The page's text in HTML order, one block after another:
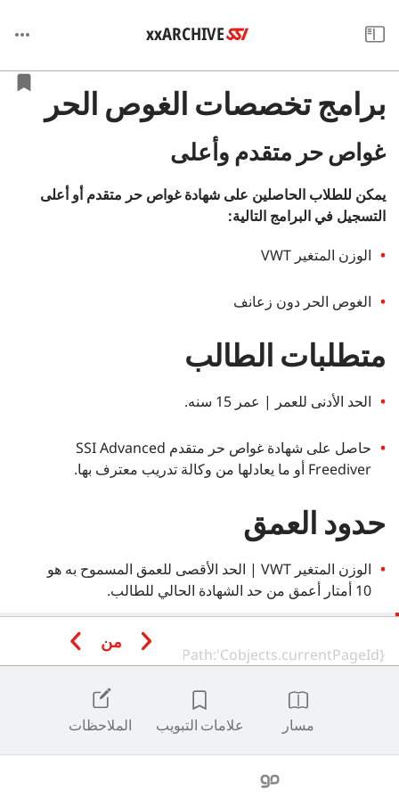
xxARCHIVE
برامج تخصصات الغوص الحر
غواص حر متقدم وأعلى
يمكن للطلاب الحاصلين على شهادة غواص حر متقدم أو أعلى
التسجيل في البرامج التالية:
الوزن المتغير VWT
الغوص الحر دون زعانف
متطلبات الطالب
الحد الأدنى للعمر | عمر 15 سنه.
حاصل على شهادة غواص حر متقدم SSI Advanced
Freediver أو ما يعادلها من وكالة تدريب معترف بها.
حدود العمق
الوزن المتغير VWT | الحد الأقصى للعمق المسموح به هو
10 أمتار أعمق من حد الشهادة الحالي للطالب.
المتحدة)
من
مسار علامات التبويب الملاحظات